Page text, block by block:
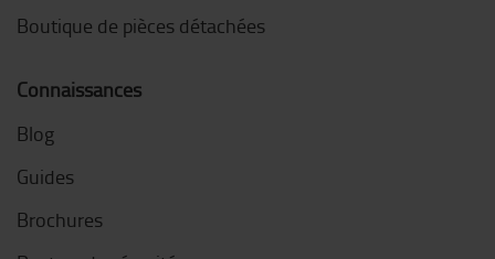
Boutique de pièces détachées
Connaissances
Blog
Guides
Brochures